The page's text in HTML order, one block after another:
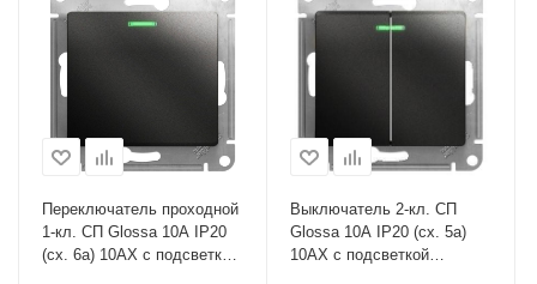
Переключатель проходной
1-кл. СП Glossa 10А IP20
(сх. 6а) 10AX с подсветкой
Выключатель 2-кл. СП
Glossa 10А IP20 (сх. 5а)
10AX с подсветкой